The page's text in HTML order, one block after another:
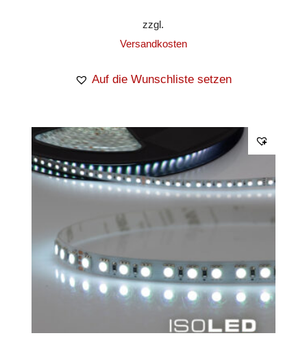
zzgl.
Versandkosten
Auf die Wunschliste setzen